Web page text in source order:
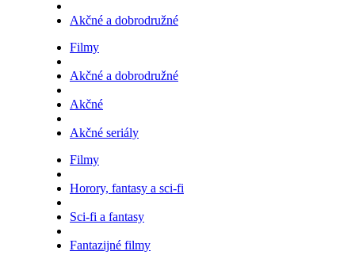
Akčné a dobrodružné
Filmy
Akčné a dobrodružné
Akčné
Akčné seriály
Filmy
Horory, fantasy a sci-fi
Sci-fi a fantasy
Fantazijné filmy